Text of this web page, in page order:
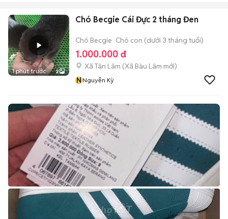
1 phút trước 2
Chó Becgie Cái Đực 2 tháng Đen
Chó Becgie Chó con (dưới 3 tháng tuổi)
1.000.000 đ
Xã Tân Lâm (Xã Bàu Lâm mới)
NNguyễn Kỳ